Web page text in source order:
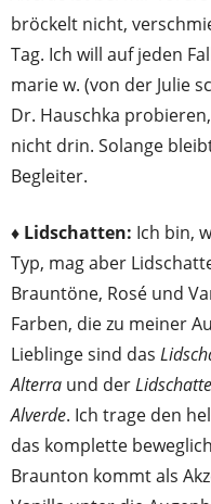
bröckelt nicht,
Tag. Ich will auf jeden
marie w. (von der Julie
Dr. Hauschka
nicht drin. Solange
Begleiter.
♦ Lidschatten: Ich bin,
Typ, mag aber
Brauntöne, Rosé und
Farben, die zu meiner
Lieblinge sind das
Alterra und der
Alverde. Ich trage den
das komplette
Braunton kommt als